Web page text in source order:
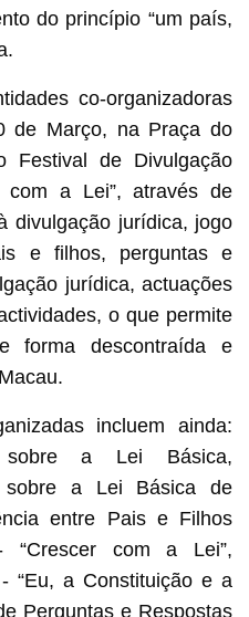
do princípio “um país,
co-organizadoras
de Março, na Praça do
Festival de Divulgação
com a Lei”, através de
divulgação jurídica, jogo
e filhos, perguntas e
jurídica, actuações
o que permite
forma descontraída e
incluem ainda:
sobre a Lei Básica,
sobre a Lei Básica de
entre Pais e Filhos
“Crescer com a Lei”,
“Eu, a Constituição e a
Perguntas e Respostas